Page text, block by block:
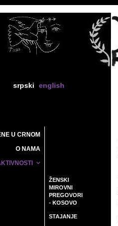
srpski english
U CRNOM
O NAMA
ŽENSKI
MIROVNI
PREGOVORI
- KOSOVO
STAJANJE